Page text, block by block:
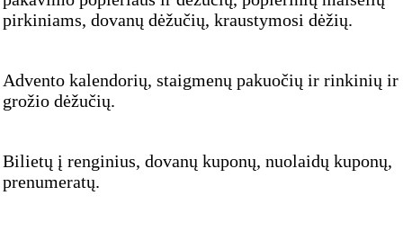
pirkiniams, dovanų dėžučių, kraustymosi dėžių.
Advento kalendorių, staigmenų pakuočių ir rinkinių ir
grožio dėžučių.
Bilietų į renginius, dovanų kuponų, nuolaidų kuponų,
prenumeratų.